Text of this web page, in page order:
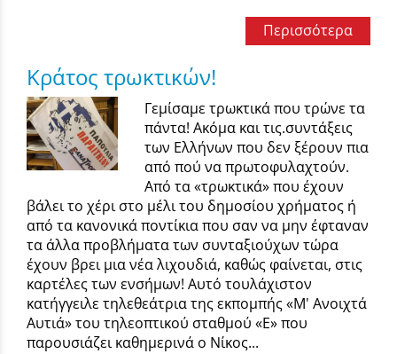
Περισσότερα
Κράτος τρωκτικών!
Γεμίσαμε τρωκτικά που τρώνε τα
πάντα! Ακόμα και τις.συντάξεις
των Ελλήνων που δεν ξέρουν πια
από πού να πρωτοφυλαχτούν.
Από τα «τρωκτικά» που έχουν
βάλει το χέρι στο μέλι του δημοσίου χρήματος ή
από τα κανονικά ποντίκια που σαν να μην έφταναν
τα άλλα προβλήματα των συνταξιούχων τώρα
έχουν βρει μια νέα λιχουδιά, καθώς φαίνεται, στις
καρτέλες των ενσήμων! Αυτό τουλάχιστον
κατήγγειλε τηλεθεάτρια της εκπομπής «Μ' Ανοιχτά
Αυτιά» του τηλεοπτικού σταθμού «Ε» που
παρουσιάζει καθημερινά ο Νίκος...